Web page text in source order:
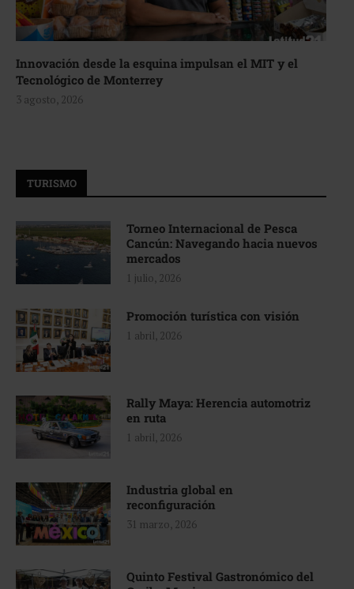
Innovación desde la esquina impulsan el MIT y el
Tecnológico de Monterrey
3 agosto, 2026
TURISMO
Torneo Internacional de Pesca
Cancún: Navegando hacia nuevos
mercados
1 julio, 2026
Promoción turística con visión
1 abril, 2026
Rally Maya: Herencia automotriz
en ruta
1 abril, 2026
Industria global en
reconfiguración
31 marzo, 2026
Quinto Festival Gastronómico del